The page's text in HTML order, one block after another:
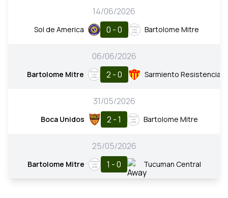
14/06/2026
Sol de America 0 - 0 Bartolome Mitre
06/06/2026
Bartolome Mitre 2 - 0 Sarmiento Resistencia
31/05/2026
Boca Unidos 2 - 1 Bartolome Mitre
25/05/2026
Bartolome Mitre 1 - 0 Tucuman Central